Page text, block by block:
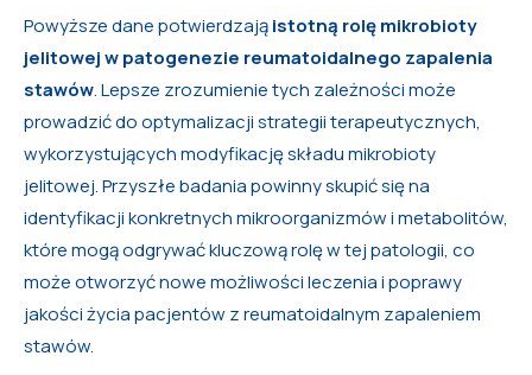
Powyższe dane potwierdzająistotną rolę mikrobioty
jelitowej w patogenezie reumatoidalnego zapalenia
stawów. Lepsze zrozumienie tych zależności może
prowadzić do optymalizacji strategii terapeutycznych,
wykorzystujących modyfikację składu mikrobioty
jelitowej. Przyszłe badania powinny skupić się na
identyfikacji konkretnych mikroorganizmów i metabolitów,
które mogą odgrywać kluczową rolę w tej patologii, co
może otworzyć nowe możliwości leczenia i poprawy
jakości życia pacjentów z reumatoidalnym zapaleniem
stawów.